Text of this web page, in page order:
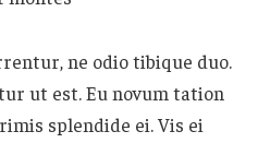
ne odio tibique duo.
ut est. Eu novum tation
splendide ei. Vis ei